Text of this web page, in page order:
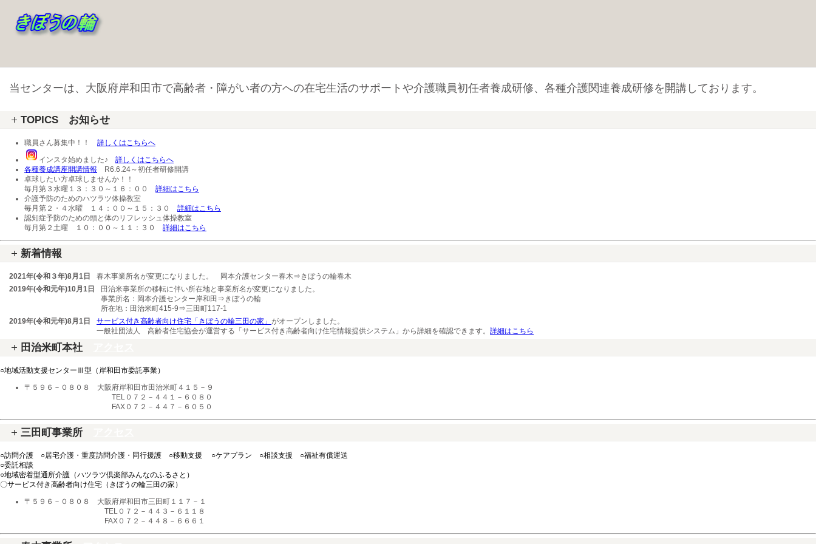
当センターは、大阪府岸和田市で高齢者・障がい者の方への在宅生活のサポートや介護職員初任者養成研修、各種介護関連養成研修を開講しております。
TOPICS お知らせ
職員さん募集中！！ 詳しくはこちらへ
インスタ始めました♪ 詳しくはこちらへ
各種養成講座開講情報 R6.6.24～初任者研修開講
卓球したい方卓球しませんか！！
毎月第３水曜１３：３０～１６：００ 詳細はこちら
介護予防のためのハツラツ体操教室
毎月第２・４水曜 １４：００～１５：３０ 詳細はこちら
認知症予防のための頭と体のリフレッシュ体操教室
毎月第２土曜 １０：００～１１：３０ 詳細はこちら
新着情報
2021年(令和３年)8月1日
春木事業所名が変更になりました。 岡本介護センター春木⇒きぼうの輪春木
2019年(令和元年)10月1日
田治米事業所の移転に伴い所在地と事業所名が変更になりました。
事業所名：岡本介護センター岸和田⇒きぼうの輪
所在地：田治米町415-9⇒三田町117-1
2019年(令和元年)8月1日
サービス付き高齢者向け住宅「きぼうの輪三田の家」 がオープンしました。
一般社団法人 高齢者住宅協会が運営する「サービス付き高齢者向け住宅情報提供システム」から詳細を確認できます。 詳細はこちら
田治米町本社
○地域活動支援センターⅢ型（岸和田市委託事業）
〒５９６－０８０８ 大阪府岸和田市田治米町４１５－９
TEL０７２－４４１－６０８０
FAX０７２－４４７－６０５０
三田町事業所
○訪問介護 ○居宅介護・重度訪問介護・同行援護 ○移動支援 ○ケアプラン ○相談支援 ○福祉有償運送
○委託相談
○地域密着型通所介護（ハツラツ倶楽部みんなのふるさと）
〇サービス付き高齢者向け住宅（きぼうの輪三田の家）
〒５９６－０８０８ 大阪府岸和田市三田町１１７－１
TEL０７２－４４３－６１１８
FAX０７２－４４８－６６６１